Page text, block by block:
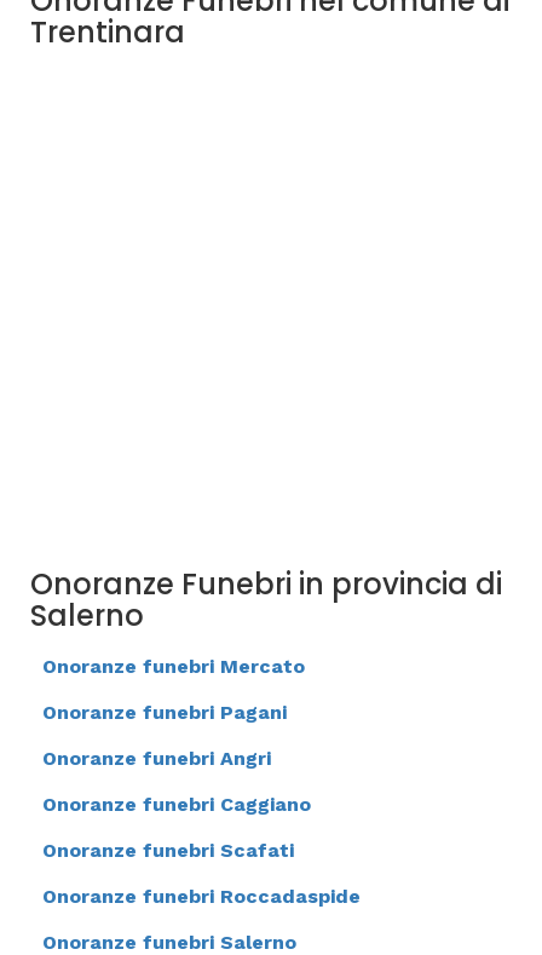
Trentinara
Onoranze Funebri in provincia di
Salerno
Onoranze funebri Mercato
Onoranze funebri Pagani
Onoranze funebri Angri
Onoranze funebri Caggiano
Onoranze funebri Scafati
Onoranze funebri Roccadaspide
Onoranze funebri Salerno